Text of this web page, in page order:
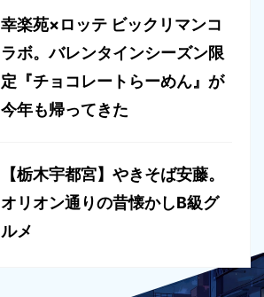
幸楽苑×ロッテ ビックリマンコ
ラボ。バレンタインシーズン限
定『チョコレートらーめん』が
今年も帰ってきた
【栃木宇都宮】やきそば安藤。
オリオン通りの昔懐かしB級グ
ルメ